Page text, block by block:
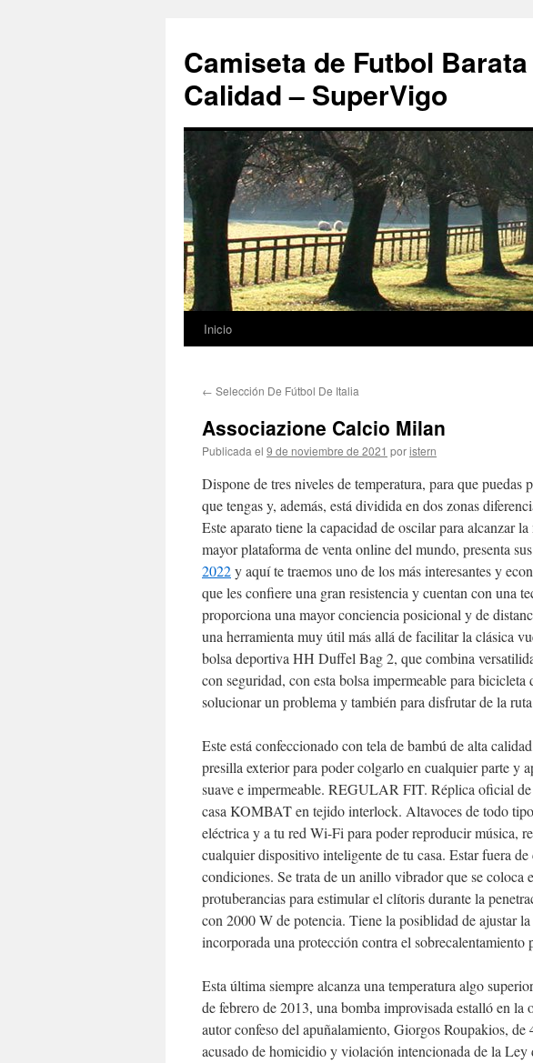
Camiseta de Futbol
Calidad – SuperVigo
Saltar
contenido
Inicio
← Selección De Fútbol De Italia
Associazione Calcio Milan
Publicada el 9 de noviembre de 2021 poristern
Dispone de tres niveles de temperatura, para que
que tengas y, además, está dividida en dos zonas
Este aparato tiene la capacidad de oscilar para alcanzar
mayor plataforma de venta online del mundo, presenta
2022y aquí te traemos uno de los más interesantes y
que les confiere una gran resistencia y cuentan con una
proporciona una mayor conciencia posicional y de
una herramienta muy útil más allá de facilitar la clásica
bolsa deportiva HH Duffel Bag 2, que combina
con seguridad, con esta bolsa impermeable para
solucionar un problema y también para disfrutar de la
Este está confeccionado con tela de bambú de alta
presilla exterior para poder colgarlo en cualquier parte y
suave e impermeable. REGULAR FIT. Réplica oficial
casa KOMBAT en tejido interlock. Altavoces de todo
eléctrica y a tu red Wi-Fi para poder reproducir música,
cualquier dispositivo inteligente de tu casa. Estar fuera
condiciones. Se trata de un anillo vibrador que se coloca
protuberancias para estimular el clítoris durante la
con 2000 W de potencia. Tiene la posiblidad de ajustar
incorporada una protección contra el
Esta última siempre alcanza una temperatura algo
de febrero de 2013, una bomba improvisada estalló en
autor confeso del apuñalamiento, Giorgos Roupakios,
acusado de homicidio y violación intencionada de la